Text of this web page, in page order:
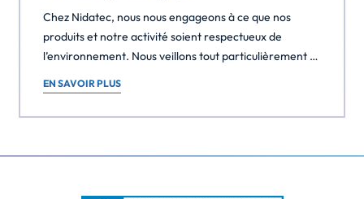
Chez Nidatec, nous nous engageons à ce que nos
produits et notre activité soient respectueux de
l’environnement. Nous veillons tout particulièrement à
durablement, à limiter nos émissions de CO2 et à
commercialiser des produits entièrement recyclables
afin de minimiser notre impact écologique à toutes les
EN SAVOIR PLUS